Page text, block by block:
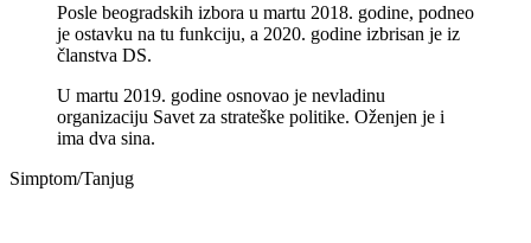
Posle beogradskih izbora u martu 2018. godine, podneo
je ostavku na tu funkciju, a 2020. godine izbrisan je iz
članstva DS.
U martu 2019. godine osnovao je nevladinu
organizaciju Savet za strateške politike. Oženjen je i
ima dva sina.
Simptom/Tanjug